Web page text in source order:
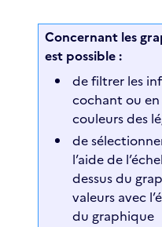
Concernant les
est possible :
de filtrer les
cochant ou
couleurs des
de
l’aide de
dessus du
valeurs avec
du graphique